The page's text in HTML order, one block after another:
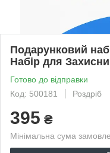
Подарунковий
Набір для
Готово до відправки
Код: 500181
Роздріб
395 ₴
Мінімальна сума